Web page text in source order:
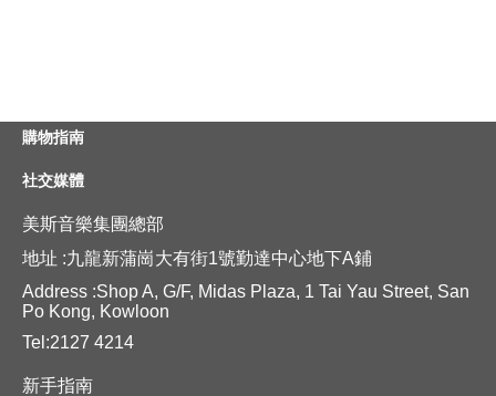
購物指南
社交媒體
美斯音樂集團總部
地址 :九龍新蒲崗大有街1號勤達中心地下A鋪
Address :Shop A, G/F, Midas Plaza, 1 Tai Yau Street, San
Po Kong, Kowloon
Tel:2127 4214
新手指南